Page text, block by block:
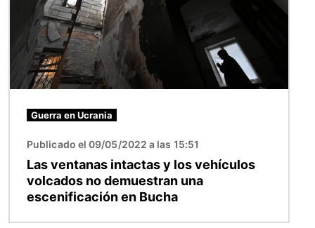
Guerra en Ucrania
Publicado el 09/05/2022 a las 15:51
Las ventanas intactas y los vehículos
volcados no demuestran una
escenificación en Bucha